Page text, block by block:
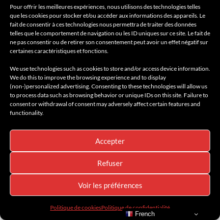
Pour offrir les meilleures expériences, nous utilisons des technologies telles
que les cookies pour stocker et/ou accéder aux informations des appareils. Le
fait de consentir à ces technologies nous permettra de traiter des données
telles que le comportement de navigation ou les ID uniques sur ce site. Le fait de
ne pas consentir ou de retirer son consentement peut avoir un effet négatif sur
certaines caractéristiques et fonctions.
We use technologies such as cookies to store and/or access device information.
We do this to improve the browsing experience and to display
(non-)personalized advertising. Consenting to these technologies will allow us
to process data such as browsing behavior or unique IDs on this site. Failure to
consent or withdrawal of consent may adversely affect certain features and
functionality.
Accepter
Refuser
Voir les préférences
Politique de cookiesPolitique de confidentialité
LE TEMPS ET LA VITESSE, RÉUNIS : BREITLING
ET ASTON MARTIN PRÉSENTENT LA TOP TIME
23 juillet 2026
French